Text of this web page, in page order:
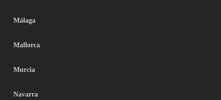
Málaga
Mallorca
Murcia
Navarra